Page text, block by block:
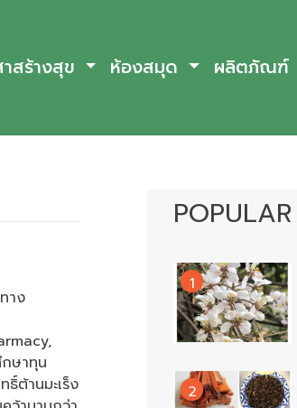
สร้างสุข ห้องสมุด ผลิตภัณฑ์
าง
ษาทุน
ต้านมะเร็ง
POPULAR
1
2